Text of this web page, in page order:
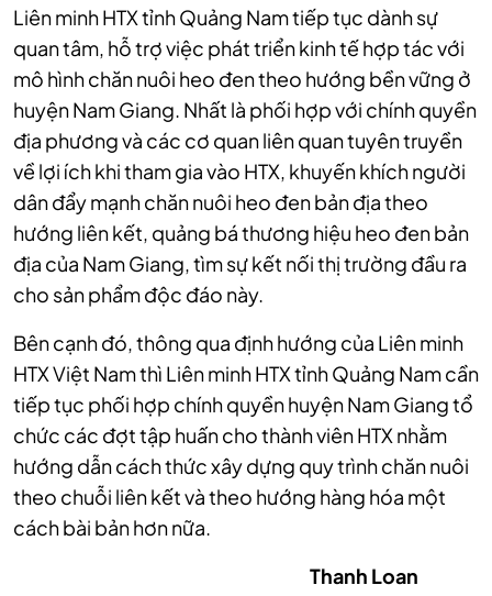
Liên minh HTX tỉnh Quảng Nam tiếp tục dành sự
quan tâm, hỗ trợ việc phát triển kinh tế hợp tác với
mô hình chăn nuôi heo đen theo hướng bền vững ở
huyện Nam Giang. Nhất là phối hợp với chính quyền
địa phương và các cơ quan liên quan tuyên truyền
về lợi ích khi tham gia vào HTX, khuyến khích người
dân đẩy mạnh chăn nuôi heo đen bản địa theo
hướng liên kết, quảng bá thương hiệu heo đen bản
địa của Nam Giang, tìm sự kết nối thị trường đầu ra
cho sản phẩm độc đáo này.
Bên cạnh đó, thông qua định hướng của Liên minh
HTX Việt Nam thì Liên minh HTX tỉnh Quảng Nam cần
tiếp tục phối hợp chính quyền huyện Nam Giang tổ
chức các đợt tập huấn cho thành viên HTX nhằm
hướng dẫn cách thức xây dựng quy trình chăn nuôi
theo chuỗi liên kết và theo hướng hàng hóa một
cách bài bản hơn nữa.
Thanh Loan